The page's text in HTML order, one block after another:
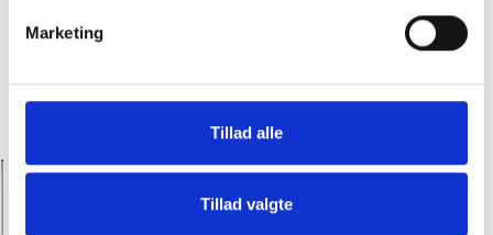
Marketing
Tillad alle
Tillad valgte
Hos Slagter Bob får du premium kød til